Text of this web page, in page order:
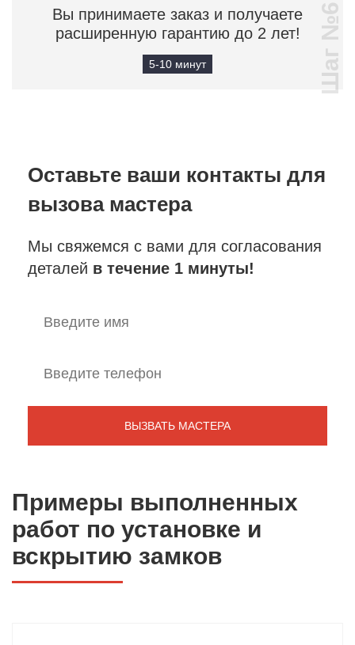
Вы принимаете заказ и получаете
расширенную гарантию до 2 лет!
5-10 минут Шаг №6
Оставьте ваши контакты для
вызова мастера
Мы свяжемся с вами для согласования
деталей в течение 1 минуты!
Примеры выполненных
работ по установке и
вскрытию замков